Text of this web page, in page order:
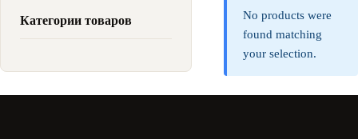
Категории товаров
No products were
found matching
your selection.